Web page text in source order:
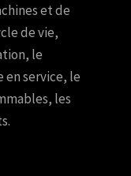
et de
de vie,
le
service, le
les